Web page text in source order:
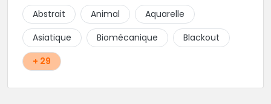
religieux ou du chicanos. Romain son frère sera vous
combler par sa finesse pour des pièces comme le
mandala, l'ornemental ou la calligraphie pour le
bonheur des futurs tatoués. Il y a aussi Léa, Maureen,
Fat, Tom, Sento, Lily, des artistes hors normes. Il n'y a
qu'à regarder les pièces sélectionnées ici pour
Abstrait Animal
Aquarelle
Asiatique
Biomécanique
Blackout
+ 29